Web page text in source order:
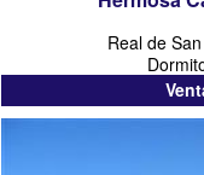
Real de